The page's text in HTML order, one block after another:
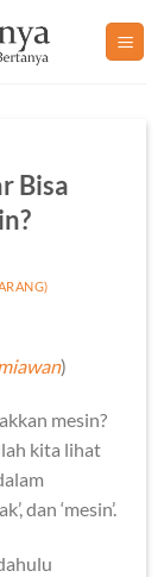
Bisa
)
mesin?
kita lihat
dan ‘mesin’.